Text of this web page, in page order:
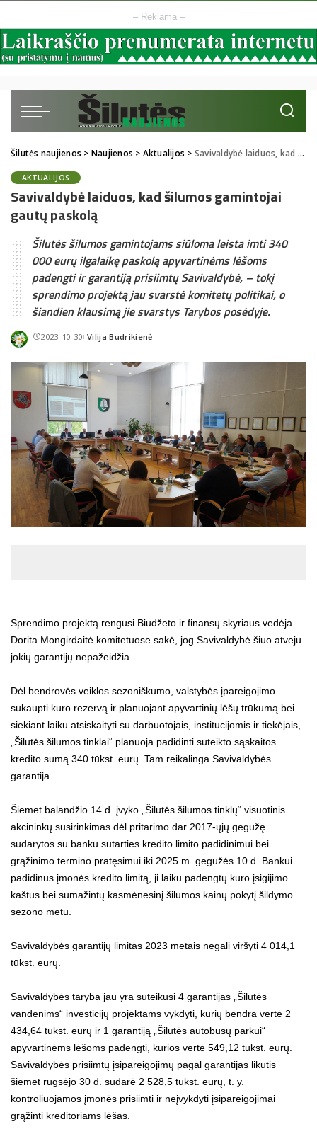
– Reklama –
Šilutės naujienos > Naujienos > Aktualijos > Savivaldybė laiduos, kad šilumos gamintojai gautų paskolą
AKTUALIJOS
Savivaldybė laiduos, kad šilumos gamintojai
gautų paskolą
Šilutės šilumos gamintojams siūloma leista imti 340
000 eurų ilgalaikę paskolą apyvartinėms lėšoms
padengti ir garantiją prisiimtų Savivaldybė, – tokį
sprendimo projektą jau svarstė komitetų politikai, o
šiandien klausimą jie svarstys Tarybos posėdyje.
2023-10-30Posted
Vilija Budrikienė
Sprendimo projektą rengusi Biudžeto ir finansų skyriaus vedėja
Dorita Mongirdaitė komitetuose sakė, jog Savivaldybė šiuo atveju
jokių garantijų nepažeidžia.
Dėl bendrovės veiklos sezoniškumo, valstybės įpareigojimo
sukaupti kuro rezervą ir planuojant apyvartinių lėšų trūkumą bei
siekiant laiku atsiskaityti su darbuotojais, institucijomis ir tiekėjais,
„Šilutės šilumos tinklai“ planuoja padidinti suteikto sąskaitos
kredito sumą 340 tūkst. eurų. Tam reikalinga Savivaldybės
garantija.
Šiemet balandžio 14 d. įvyko „Šilutės šilumos tinklų“ visuotinis
akcininkų susirinkimas dėl pritarimo dar 2017-ųjų gegužę
sudarytos su banku sutarties kredito limito padidinimui bei
grąžinimo termino pratęsimui iki 2025 m. gegužės 10 d. Bankui
padidinus įmonės kredito limitą, ji laiku padengtų kuro įsigijimo
kaštus bei sumažintų kasmėnesinį šilumos kainų pokytį šildymo
sezono metu.
Savivaldybės garantijų limitas 2023 metais negali viršyti 4 014,1
tūkst. eurų.
Savivaldybės taryba jau yra suteikusi 4 garantijas „Šilutės
vandenims“ investicijų projektams vykdyti, kurių bendra vertė 2
434,64 tūkst. eurų ir 1 garantiją „Šilutės autobusų parkui“
apyvartinėms lėšoms padengti, kurios vertė 549,12 tūkst. eurų.
Savivaldybės prisiimtų įsipareigojimų pagal garantijas likutis
šiemet rugsėjo 30 d. sudarė 2 528,5 tūkst. eurų, t. y.
kontroliuojamos įmonės prisiimti ir neįvykdyti įsipareigojimai
grąžinti kreditoriams lėšas.